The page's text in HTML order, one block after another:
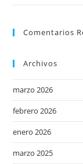
Comentarios
Archivos
marzo 2026
febrero 2026
enero 2026
marzo 2025